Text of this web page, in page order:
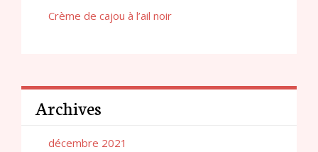
Crème de cajou à l’ail noir
Archives
décembre 2021